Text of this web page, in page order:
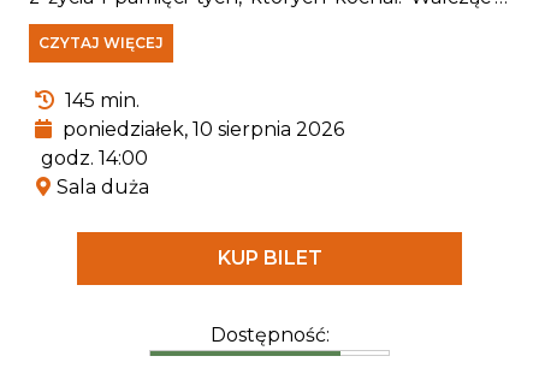
przestępczością w Nowym Jorku, który nie zna
już jego imienia, w pełni poświęcił się ochronie
przytłaczać, presja wywołuje zaskakującą fizyczną
przemianę, która zagraża jego istnieniu, podczas
gdy nowy, niepokojący schemat zbrodni prowadzi
do pojawienia się jednego z najpotężniejszych
CZYTAJ WIĘCEJ
145 min.
poniedziałek, 10 sierpnia 2026
godz. 14:00
Sala duża
KUP BILET
Dostępność: